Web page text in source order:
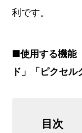
利です。
■使用する機能
ド」「ピクセル
目次